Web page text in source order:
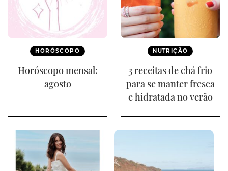
HORÓSCOPO
Horóscopo mensal:
agosto
NUTRIÇÃO
3 receitas de chá frio
para se manter fresca
e hidratada no verão